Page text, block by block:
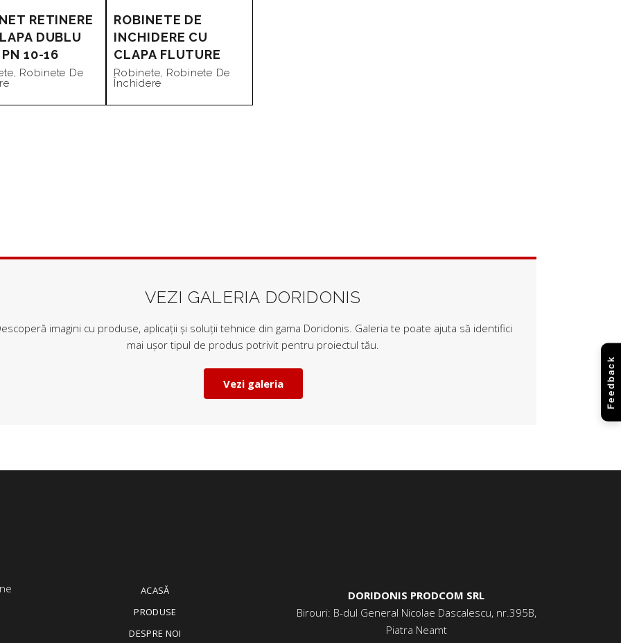
RETINERE
DUBLU
10-16
, Robinete De
ROBINETE DE
INCHIDERE CU
CLAPA FLUTURE
Robinete, Robinete De
Închidere
VEZI GALERIA DORIDONIS
imagini cu produse, aplicații și soluții tehnice din gama Doridonis. Galeria te poate ajuta să identifici
mai ușor tipul de produs potrivit pentru proiectul tău.
Vezi galeria
ACASĂ
PRODUSE
DESPRE NOI
DORIDONIS PRODCOM SRL
Birouri: B-dul General Nicolae Dascalescu, nr.395B,
Piatra Neamt
Feedback